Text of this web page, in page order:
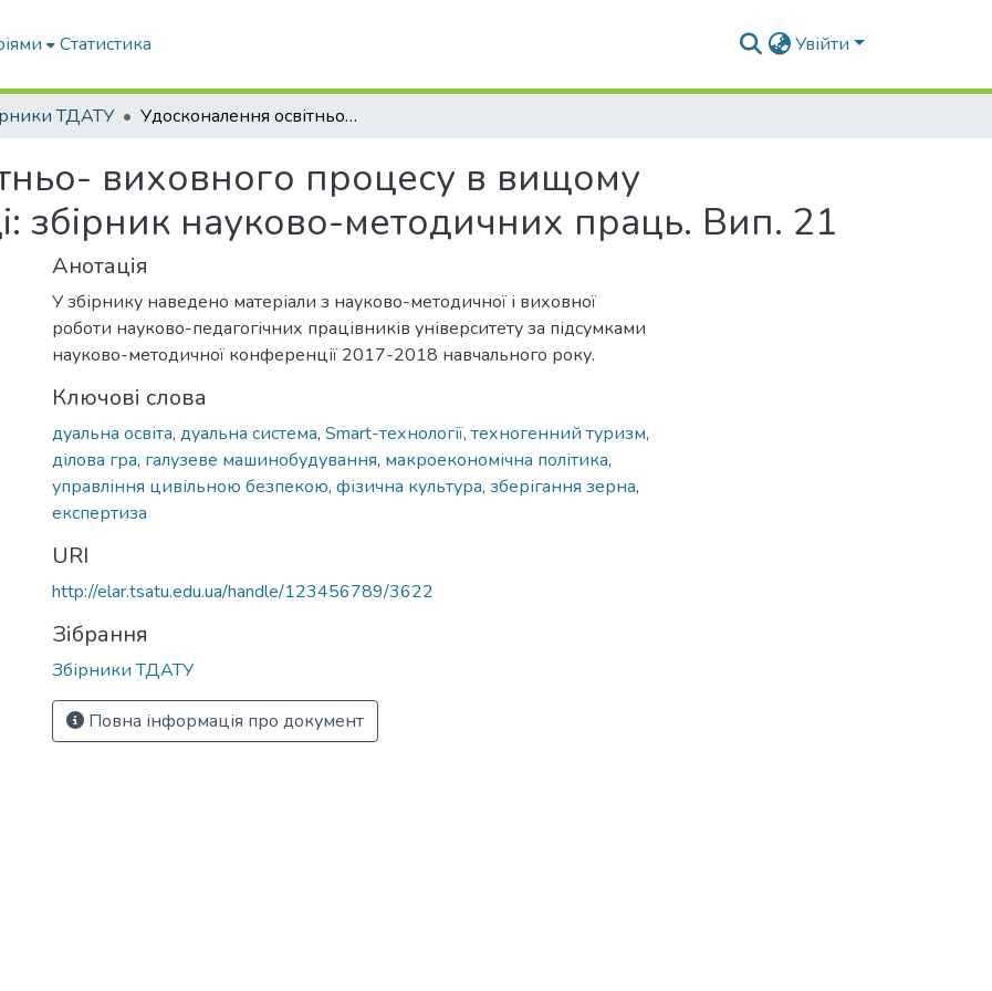
Статистика Увійти
ТДАТУ Удосконалення освітньо- виховного процесу в вищому навчальному закладі: збірник науково-методичних праць. Вип. 21
виховного процесу в вищому
збірник науково-методичних праць. Вип. 21
Анотація
У збірнику наведено матеріали з науково-методичної і виховної
роботи науково-педагогічних працівників університету за підсумками
науково-методичної конференції 2017-2018 навчального року.
Ключові слова
дуальна освіта, дуальна система, Smart-технології, техногенний туризм,
ділова гра, галузеве машинобудування, макроекономічна політика,
управління цивільною безпекою, фізична культура, зберігання зерна,
експертиза
URI
http://elar.tsatu.edu.ua/handle/123456789/3622
Зібрання
Збірники ТДАТУ
Повна інформація про документ